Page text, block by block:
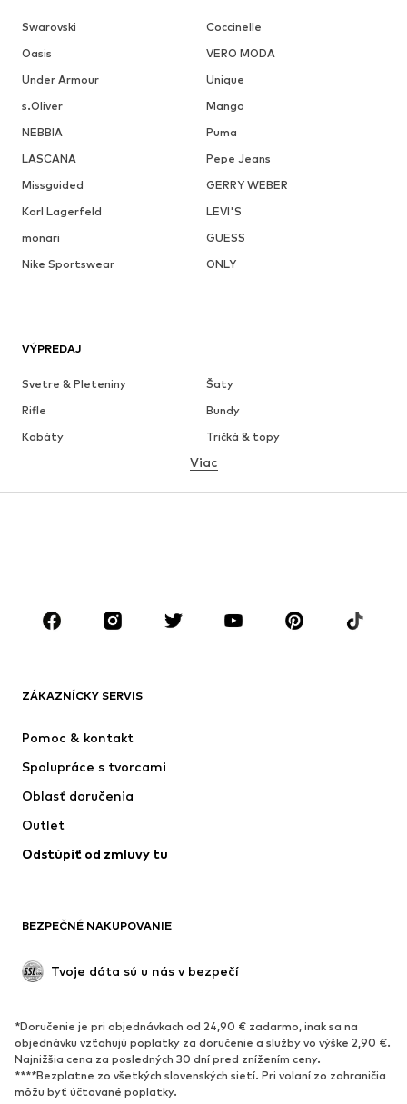
Swarovski
Coccinelle
Oasis
VERO MODA
Under Armour
Unique
s.Oliver
Mango
NEBBIA
Puma
LASCANA
Pepe Jeans
Missguided
GERRY WEBER
Karl Lagerfeld
LEVI'S
monari
GUESS
Nike Sportswear
ONLY
VÝPREDAJ
Svetre & Pleteniny
Šaty
Rifle
Bundy
Kabáty
Tričká & topy
Bielizeň
Sukne
Blúzky & tuniky
Doplnky
Premium
Nové
Bundy
Bielizeň
Kabáty
Plavky
Upcyklácia
Nové
Obľúbené
Tenisky
Členkové čižmy
Topánky na vysokom podpätku
Viac
ZÁKAZNÍCKY SERVIS
Pomoc & kontakt
Spolupráce s tvorcami
Oblasť doručenia
Outlet
Odstúpiť od zmluvy tu
BEZPEČNÉ NAKUPOVANIE
Tvoje dáta sú u nás v bezpečí
*Doručenie je pri objednávkach od 24,90 € zadarmo, inak sa na
objednávku vzťahujú poplatky za doručenie a služby vo výške 2,90 €.
Najnižšia cena za posledných 30 dní pred znížením ceny.
****Bezplatne zo všetkých slovenských sietí. Pri volaní zo zahraničia
môžu byť účtované poplatky.